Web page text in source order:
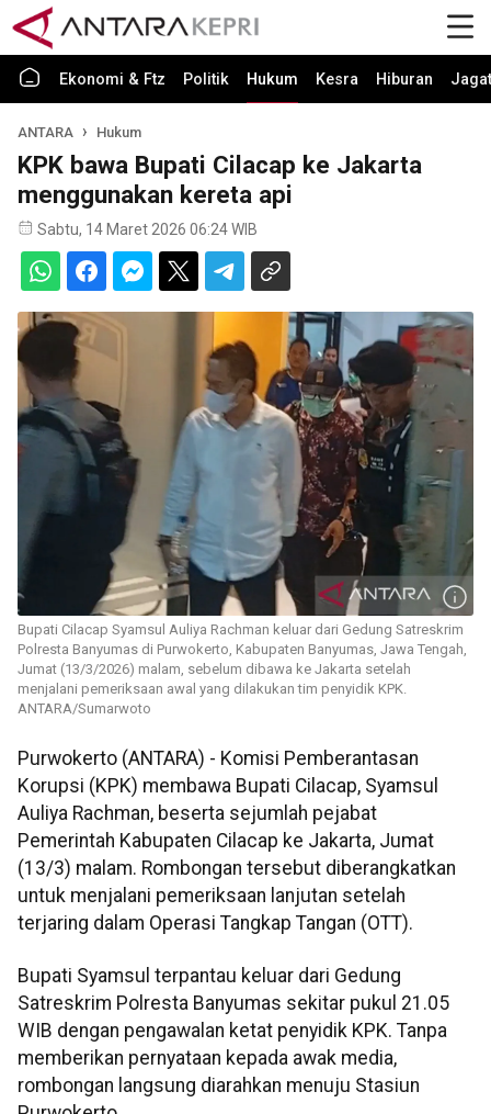
Ekonomi & Ftz Politik Hukum Kesra Hiburan Jagat
ANTARA Hukum
KPK bawa Bupati Cilacap ke Jakarta
menggunakan kereta api
Sabtu, 14 Maret 2026 06:24 WIB
Bupati Cilacap Syamsul Auliya Rachman keluar dari Gedung Satreskrim
Polresta Banyumas di Purwokerto, Kabupaten Banyumas, Jawa Tengah,
Jumat (13/3/2026) malam, sebelum dibawa ke Jakarta setelah
menjalani pemeriksaan awal yang dilakukan tim penyidik KPK.
ANTARA/Sumarwoto
Purwokerto (ANTARA) - Komisi Pemberantasan
Korupsi (KPK) membawa Bupati Cilacap, Syamsul
Auliya Rachman, beserta sejumlah pejabat
Pemerintah Kabupaten Cilacap ke Jakarta, Jumat
(13/3) malam. Rombongan tersebut diberangkatkan
untuk menjalani pemeriksaan lanjutan setelah
terjaring dalam Operasi Tangkap Tangan (OTT).
Bupati Syamsul terpantau keluar dari Gedung
Satreskrim Polresta Banyumas sekitar pukul 21.05
WIB dengan pengawalan ketat penyidik KPK. Tanpa
memberikan pernyataan kepada awak media,
rombongan langsung diarahkan menuju Stasiun